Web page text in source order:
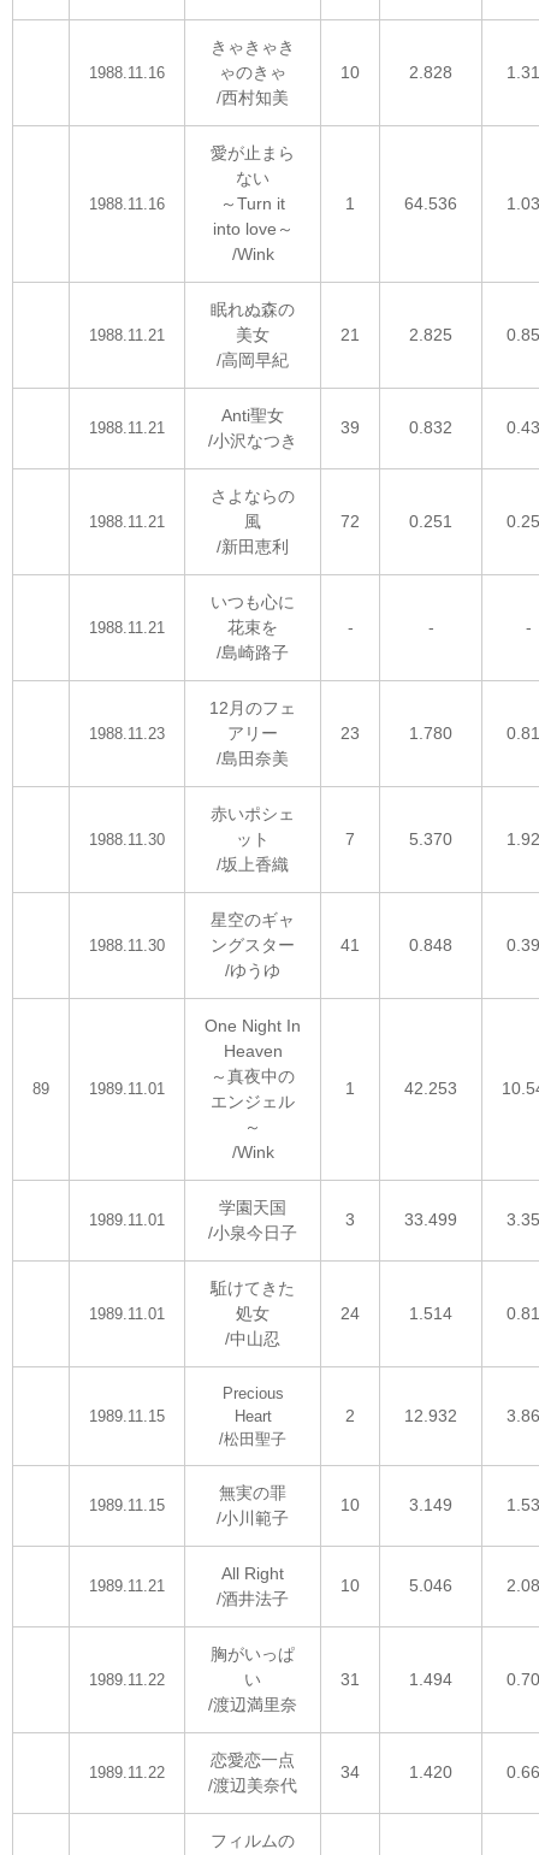
1988.11.16
きゃきゃき
ゃのきゃ
/西村知美
10 2.828
1988.11.16
愛が止まら
ない
～Turn it
into love～
/Wink
1 64.536
1988.11.21
眠れぬ森の
美女
/高岡早紀
21 2.825
1988.11.21
Anti聖女
/小沢なつき
39 0.832
1988.11.21
さよならの
風
/新田恵利
72 0.251
1988.11.21
いつも心に
花束を
/島崎路子
- - -
1988.11.23
12月のフェ
アリー
/島田奈美
23 1.780
1988.11.30
赤いポシェ
ット
/坂上香織
7 5.370
1988.11.30
星空のギャ
ングスター
/ゆうゆ
41 0.848
89 1989.11.01
One Night In
Heaven
～真夜中の
エンジェル
～
/Wink
1 42.253
1989.11.01
学園天国
/小泉今日子
3 33.499
1989.11.01
駈けてきた
処女
/中山忍
24 1.514
1989.11.15
Precious
Heart
/松田聖子
2 12.932
1989.11.15
無実の罪
/小川範子
10 3.149
1989.11.21
All Right
/酒井法子
10 5.046
1989.11.22
胸がいっぱ
い
/渡辺満里奈
31 1.494
1989.11.22
恋愛恋一点
/渡辺美奈代
34 1.420
フィルムの